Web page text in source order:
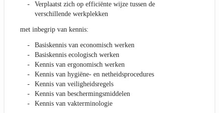
Verplaatst zich op efficiënte wijze tussen de
verschillende werkplekken
met inbegrip van kennis:
Basiskennis van economisch werken
Basiskennis ecologisch werken
Kennis van ergonomisch werken
Kennis van hygiëne- en netheidsprocedures
Kennis van veiligheidsregels
Kennis van beschermingsmiddelen
Kennis van vakterminologie